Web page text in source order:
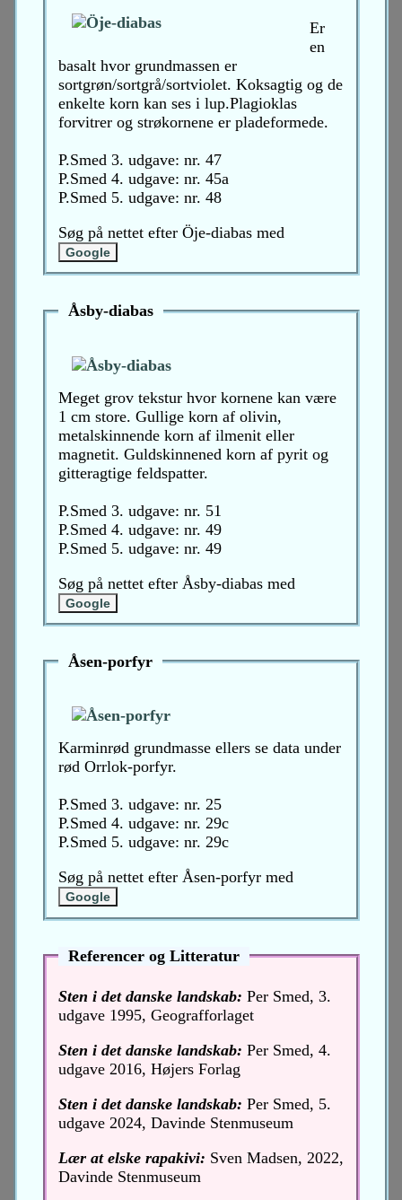
Er
en
basalt hvor grundmassen er
sortgrøn/sortgrå/sortviolet. Koksagtig og de
enkelte korn kan ses i lup.Plagioklas
forvitrer og strøkornene er pladeformede.
P.Smed 3. udgave: nr. 47
P.Smed 4. udgave: nr. 45a
P.Smed 5. udgave: nr. 48
Søg på nettet efter Öje-diabas med
Åsby-diabas
Meget grov tekstur hvor kornene kan være
1 cm store. Gullige korn af olivin,
metalskinnende korn af ilmenit eller
magnetit. Guldskinnened korn af pyrit og
gitteragtige feldspatter.
P.Smed 3. udgave: nr. 51
P.Smed 4. udgave: nr. 49
P.Smed 5. udgave: nr. 49
Søg på nettet efter Åsby-diabas med
Åsen-porfyr
Karminrød grundmasse ellers se data under
rød Orrlok-porfyr.
P.Smed 3. udgave: nr. 25
P.Smed 4. udgave: nr. 29c
P.Smed 5. udgave: nr. 29c
Søg på nettet efter Åsen-porfyr med
Referencer og Litteratur
Sten i det danske landskab: Per Smed, 3.
udgave 1995, Geografforlaget
Sten i det danske landskab: Per Smed, 4.
udgave 2016, Højers Forlag
Sten i det danske landskab: Per Smed, 5.
udgave 2024, Davinde Stenmuseum
Lær at elske rapakivi: Sven Madsen, 2022,
Davinde Stenmuseum